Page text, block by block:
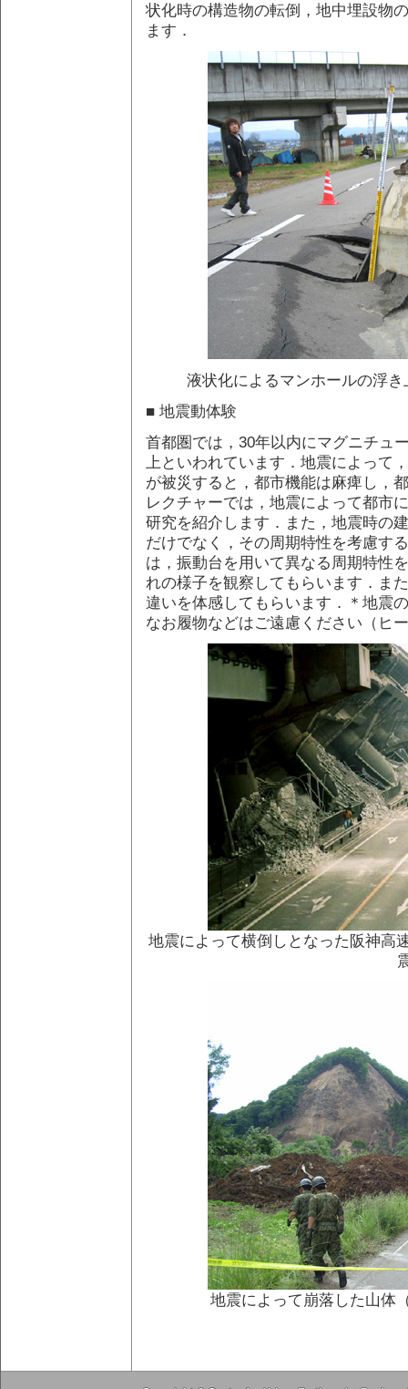
状化時の構造物の転倒，地中埋設物
ます．
液状化によるマンホールの浮
■ 地震動体験
首都圏では，30年以内にマグニチュ
上といわれています．地震によって
が被災すると，都市機能は麻痺し，
レクチャーでは，地震によって都市
研究を紹介します．また，地震時の
だけでなく，その周期特性を考慮す
は，振動台を用いて異なる周期特性
れの様子を観察してもらいます．ま
違いを体感してもらいます．＊地震
なお履物などはご遠慮ください（ヒ
地震によって横倒しとなった阪神高
地震によって崩落した山体